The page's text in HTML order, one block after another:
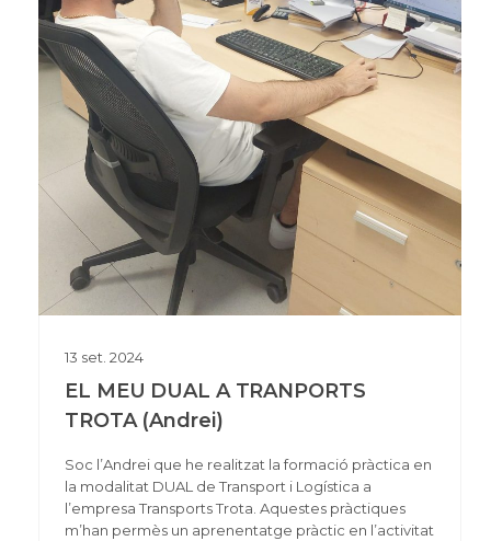
13 set. 2024
EL MEU DUAL A TRANPORTS
TROTA (Andrei)
Soc l’Andrei que he realitzat la formació pràctica en
la modalitat DUAL de Transport i Logística a
l’empresa Transports Trota. Aquestes pràctiques
m’han permès un aprenentatge pràctic en l’activitat